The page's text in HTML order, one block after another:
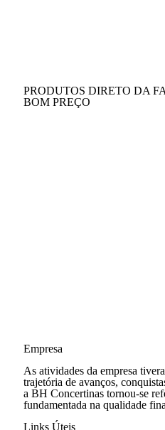
PRODUTOS DIRETO DA
BOM PREÇO
Empresa
As atividades da empresa
trajetória de avanços,
a BH Concertinas tornou-se
fundamentada na qualidade
Links Úteis